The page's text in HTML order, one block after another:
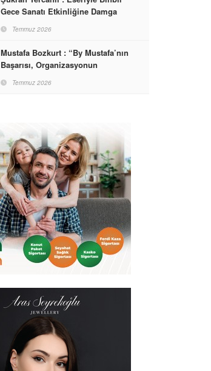
Gece Sanatı Etkinliğine Damga
Temmuz 2026
Mustafa Bozkurt : “By Mustafa’nın
Başarısı, Organizasyonun
Gördüğümüz Mutluluktur”
Temmuz 2026